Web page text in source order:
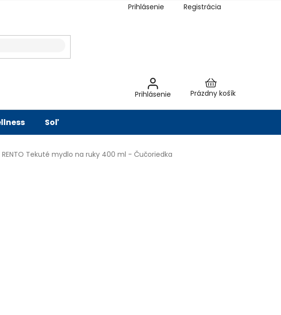
Prihlásenie Registrácia
Prihlásenie
Nákupný
Prázdny košík
Soľ
RENTO Tekuté mydlo na ruky 400 ml - Čučoriedka